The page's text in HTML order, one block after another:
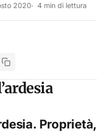
2020 4 min di lettura
Proprietà,